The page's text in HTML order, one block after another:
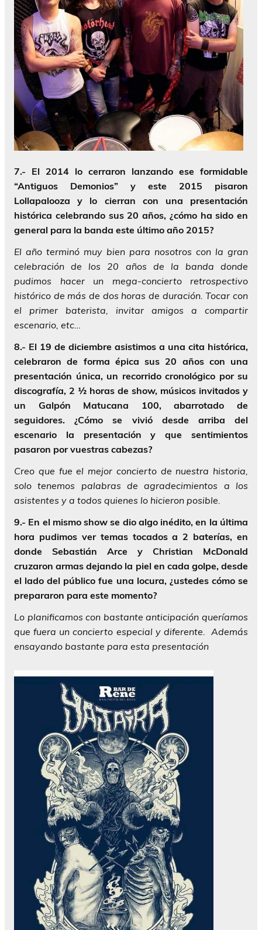
7.- El 2014 lo cerraron lanzando ese formidable
“Antiguos Demonios” y este 2015 pisaron
Lollapalooza y lo cierran con una presentación
histórica celebrando sus 20 años, ¿cómo ha sido en
general para la banda este último año 2015?
El año terminó muy bien para nosotros con la gran
celebración de los 20 años de la banda donde
pudimos hacer un mega-concierto retrospectivo
histórico de más de dos horas de duración. Tocar con
el primer baterista, invitar amigos a compartir
escenario, etc…
8.- El 19 de diciembre asistimos a una cita histórica,
celebraron de forma épica sus 20 años con una
presentación única, un recorrido cronológico por su
discografía, 2 ½ horas de show, músicos invitados y
un Galpón Matucana 100, abarrotado de
seguidores. ¿Cómo se vivió desde arriba del
escenario la presentación y que sentimientos
pasaron por vuestras cabezas?
Creo que fue el mejor concierto de nuestra historia,
solo tenemos palabras de agradecimientos a los
asistentes y a todos quienes lo hicieron posible.
9.- En el mismo show se dio algo inédito, en la última
hora pudimos ver temas tocados a 2 baterías, en
donde Sebastián Arce y Christian McDonald
cruzaron armas dejando la piel en cada golpe, desde
el lado del público fue una locura, ¿ustedes cómo se
prepararon para este momento?
Lo planificamos con bastante anticipación queríamos
que fuera un concierto especial y diferente. Además
ensayando bastante para esta presentación